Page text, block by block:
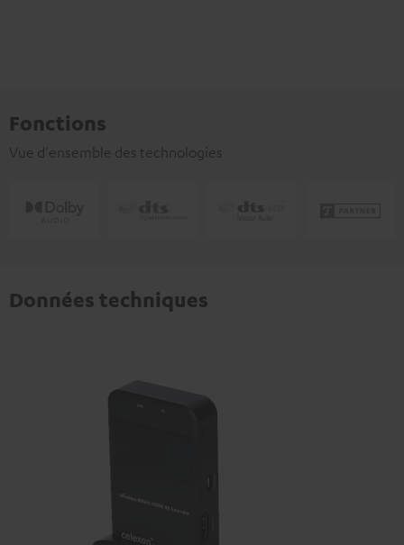
Fonctions
Vue d'ensemble des technologies
Données techniques